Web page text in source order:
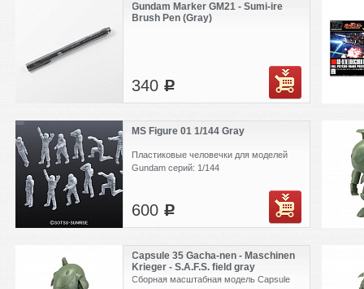
Gundam Marker GM21 - Sumi-ire
Brush Pen (Gray)
340 c
MS Figure 01 1/144 Gray
Пластиковые человечки для моделей
Gundam серий: 1/144
600 c
Capsule 35 Gacha-nen - Maschinen
Krieger - S.A.F.S. field gray
Сборная масштабная модель Capsule